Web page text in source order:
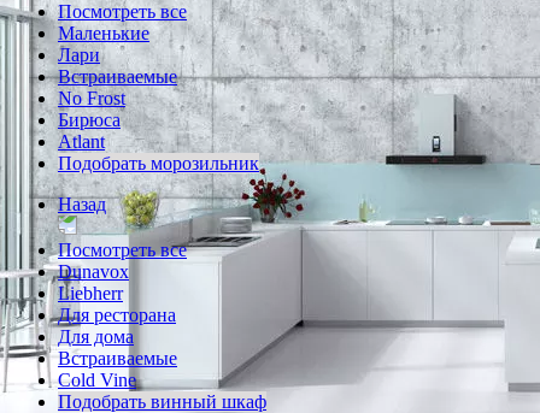
Посмотреть все
Маленькие
Лари
Встраиваемые
No Frost
Бирюса
Atlant
Подобрать морозильник
Назад
Посмотреть все
Dunavox
Liebherr
Для ресторана
Для дома
Встраиваемые
Cold Vine
Подобрать винный шкаф